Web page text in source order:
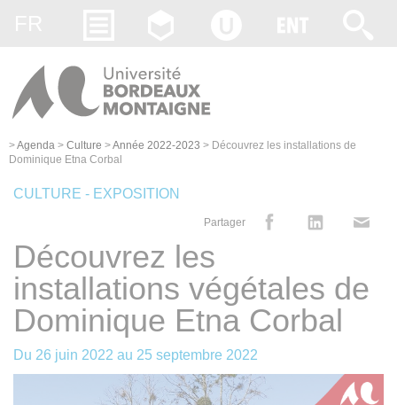
>Agenda > Culture >Année 2022-2023 > Découvrez les installations de
Dominique Etna Corbal
CULTURE - EXPOSITION
Partager
Découvrez les
installations végétales de
Dominique Etna Corbal
Du 26 juin 2022 au 25 septembre 2022